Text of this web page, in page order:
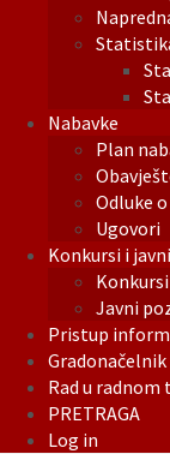
Nabavke
Plan
Odluke
Ugovori
Konkursi i
Konkursi
Javni
Pristup
Gradonačelnik
Rad u radnom
PRETRAGA
Log in